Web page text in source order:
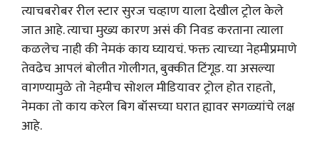
त्याचबरोबर रील स्टार सुरज चव्हाण याला देखील ट्रोल केले
जात आहे. त्याचा मुख्य कारण असं की निवड करताना त्याला
कळलेच नाही की नेमकं काय घ्यायचं. फक्त त्याच्या नेहमीप्रमाणे
तेवढेच आपलं बोलीत गोलीगत, बुक्कीत टिंगूड. या असल्या
वागण्यामुळे तो नेहमीच सोशल मीडियावर ट्रोल होत राहतो,
नेमका तो काय करेल बिग बॉसच्या घरात ह्यावर सगळ्यांचे लक्ष
आहे.